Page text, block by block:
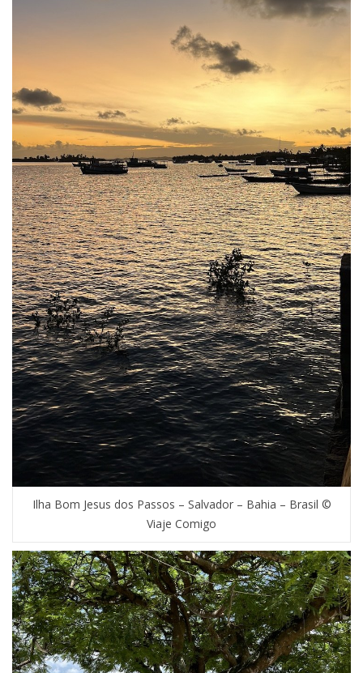
Ilha Bom Jesus dos Passos – Salvador – Bahia – Brasil ©
Viaje Comigo